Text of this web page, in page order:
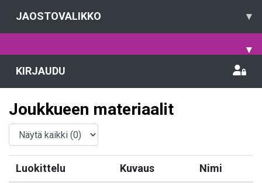
JAOSTOVALIKKO ▾
▾
KIRJAUDU
Joukkueen materiaalit
Luokittelu Kuvaus Nimi